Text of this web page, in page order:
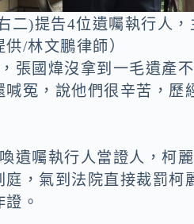
二)提告4位遺囑執行人，
/林文鵬律師）
張國煒沒拿到一毛遺產
冤，說他們很辛苦，歷
遺囑執行人當證人，柯
，氣到法院直接裁罰柯
。